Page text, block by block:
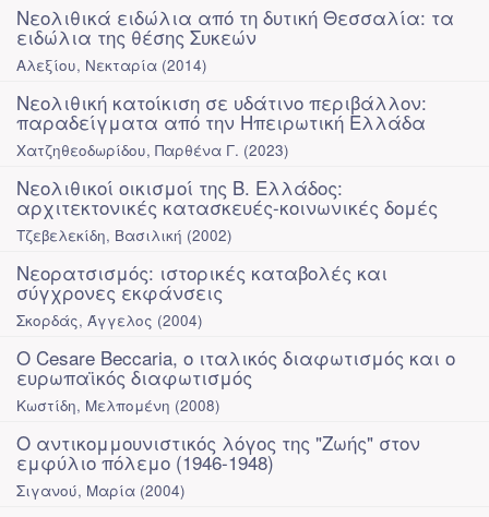
Νεολιθικά ειδώλια από τη δυτική Θεσσαλία: τα
ειδώλια της θέσης Συκεών
Αλεξίου, Νεκταρία (2014)
Νεολιθική κατοίκιση σε υδάτινο περιβάλλον:
παραδείγματα από την Ηπειρωτική Ελλάδα
Χατζηθεοδωρίδου, Παρθένα Γ. (2023)
Νεολιθικοί οικισμοί της Β. Ελλάδος:
αρχιτεκτονικές κατασκευές-κοινωνικές δομές
Τζεβελεκίδη, Βασιλική (2002)
Νεορατσισμός: ιστορικές καταβολές και
σύγχρονες εκφάνσεις
Σκορδάς, Άγγελος (2004)
Ο Cesare Beccaria, ο ιταλικός διαφωτισμός και ο
ευρωπαϊκός διαφωτισμός
Κωστίδη, Μελπομένη (2008)
Ο αντικομμουνιστικός λόγος της "Ζωής" στον
εμφύλιο πόλεμο (1946-1948)
Σιγανού, Μαρία (2004)